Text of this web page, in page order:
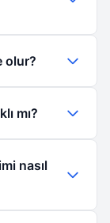
olur?
mı?
nasıl